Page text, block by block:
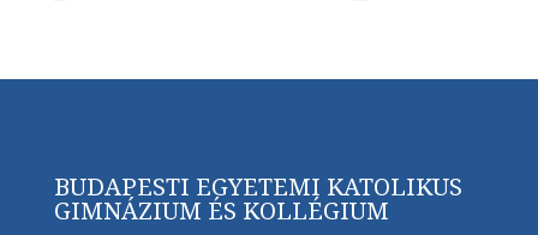
BUDAPESTI EGYETEMI KATOLIKUS
GIMNÁZIUM ÉS KOLLÉGIUM